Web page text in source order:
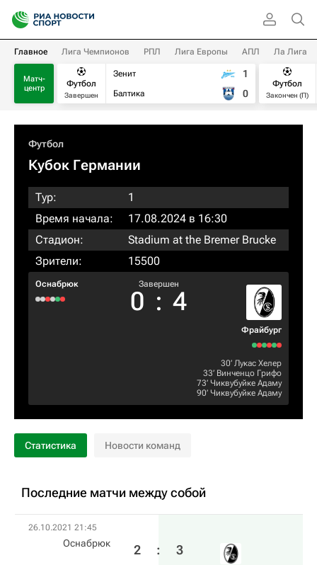
Главное Лига Чемпионов РПЛ Лига Европы АПЛ Ла Лига
Матч-
центр
Футбол
Завершен
Зенит
Балтика
1
0
Футбол
Закончен (П)
Футбол
Кубок Германии
Тур:
1
Время начала:
17.08.2024 в 16:30
Стадион:
Stadium at the Bremer Brucke
Зрители:
15500
Оснабрюк Завершен
0 : 4
Фрайбург
30‎’‎ Лукас Хелер
33‎’‎ Винченцо Грифо
73‎’‎ Чиквубуйке Адаму
90‎’‎ Чиквубуйке Адаму
Статистика Новости команд
Последние матчи между собой
26.10.2021 21:45
Оснабрюк 2 : 3